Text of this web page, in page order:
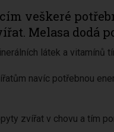
veškeré
Melasa dodá
látek a
navíc potřebnou
zvířat v chovu a tím